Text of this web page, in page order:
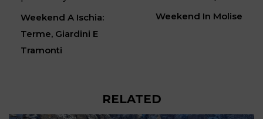
Weekend A Ischia:
Terme, Giardini E
Tramonti
Weekend In Molise
RELATED